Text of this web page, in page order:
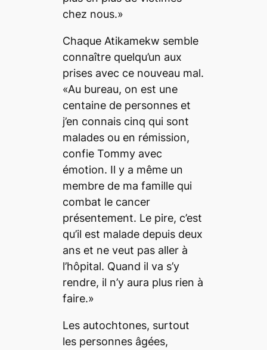
chez nous.»
Chaque Atikamekw semble
connaître quelqu’un aux
prises avec ce nouveau mal.
«Au bureau, on est une
centaine de personnes et
j’en connais cinq qui sont
malades ou en rémission,
confie Tommy avec
émotion. Il y a même un
membre de ma famille qui
combat le cancer
présentement. Le pire, c’est
qu’il est malade depuis deux
ans et ne veut pas aller à
l’hôpital. Quand il va s’y
rendre, il n’y aura plus rien à
faire.»
Les autochtones, surtout
les personnes âgées,